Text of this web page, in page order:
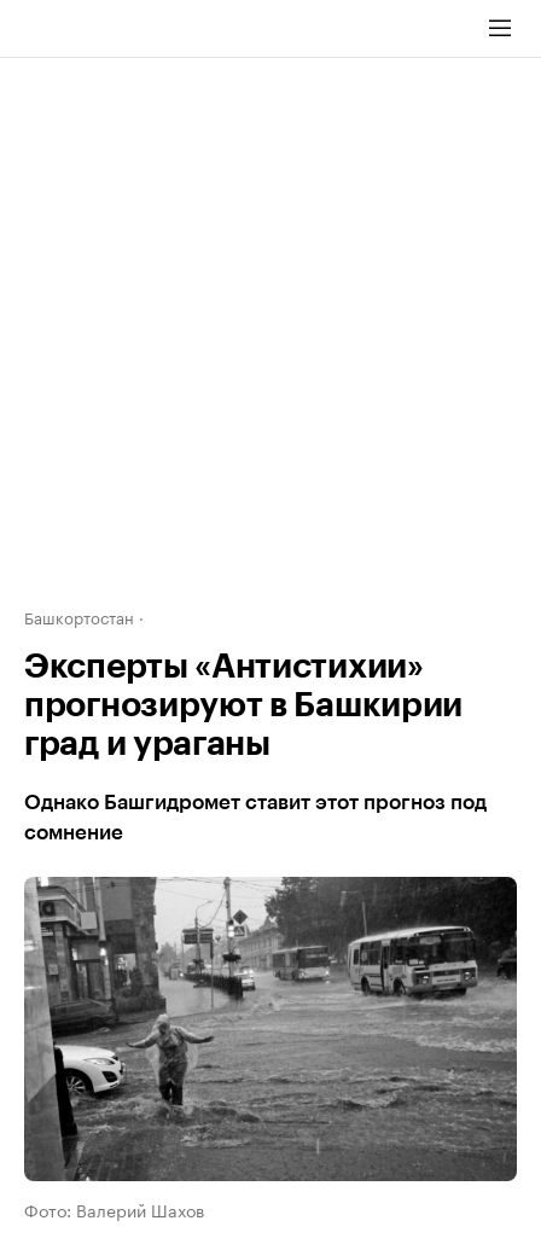
Башкортостан
Эксперты «Антистихии»
прогнозируют в Башкирии
град и ураганы
Однако Башгидромет ставит этот прогноз под
сомнение
Фото: Валерий Шахов